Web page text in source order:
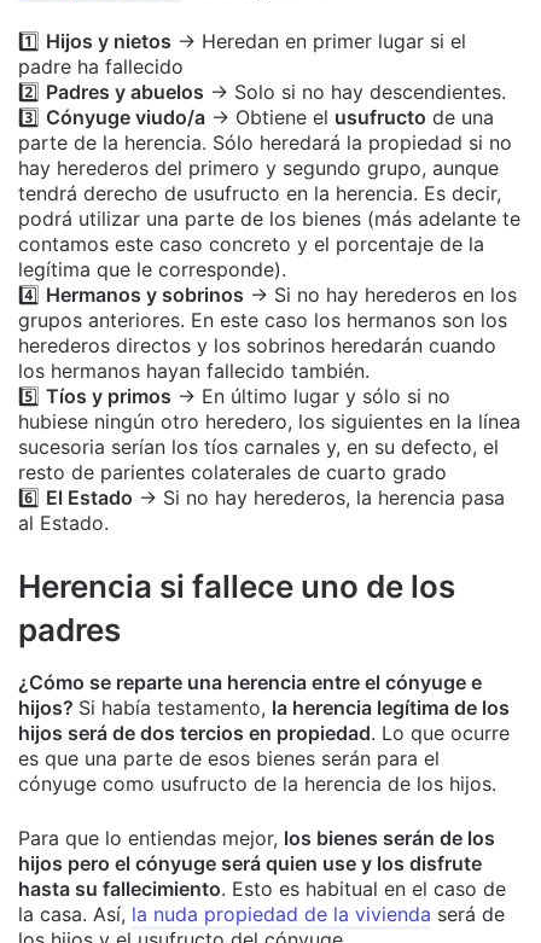
1️⃣ Hijos y nietos → Heredan en primer lugar si el
padre ha fallecido
2️⃣ Padres y abuelos → Solo si no hay descendientes.
3️⃣ Cónyuge viudo/a → Obtiene el usufructo de una
parte de la herencia. Sólo heredará la propiedad si no
hay herederos del primero y segundo grupo, aunque
tendrá derecho de usufructo en la herencia. Es decir,
podrá utilizar una parte de los bienes (más adelante te
contamos este caso concreto y el porcentaje de la
legítima que le corresponde).
4️⃣ Hermanos y sobrinos → Si no hay herederos en los
grupos anteriores. En este caso los hermanos son los
herederos directos y los sobrinos heredarán cuando
los hermanos hayan fallecido también.
5️⃣ Tíos y primos → En último lugar y sólo si no
hubiese ningún otro heredero, los siguientes en la línea
sucesoria serían los tíos carnales y, en su defecto, el
resto de parientes colaterales de cuarto grado
6️⃣ El Estado → Si no hay herederos, la herencia pasa
al Estado.
Herencia si fallece uno de los
padres
¿Cómo se reparte una herencia entre el cónyuge e
hijos? Si había testamento, la herencia legítima de los
hijos será de dos tercios en propiedad. Lo que ocurre
es que una parte de esos bienes serán para el
cónyuge como usufructo de la herencia de los hijos.
Para que lo entiendas mejor, los bienes serán de los
hijos pero el cónyuge será quien use y los disfrute
hasta su fallecimiento. Esto es habitual en el caso de
la casa. Así, la nuda propiedad de la vivienda será de